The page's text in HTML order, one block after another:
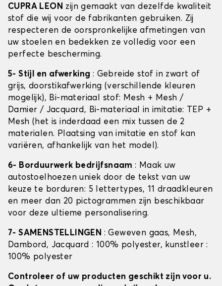
CUPRA LEON zijn gemaakt van dezelfde kwaliteit
stof die wij voor de fabrikanten gebruiken. Zij
respecteren de oorspronkelijke afmetingen van
uw stoelen en bedekken ze volledig voor een
perfecte bescherming.
5- Stijl en afwerking : Gebreide stof in zwart of
grijs, doorstikafwerking (verschillende kleuren
mogelijk), Bi-materiaal stof: Mesh + Mesh /
Damier / Jacquard, Bi-materiaal in imitatie: TEP +
Mesh (het is inderdaad een mix tussen de 2
materialen. Plaatsing van imitatie en stof kan
variëren, afhankelijk van het model).
6- Borduurwerk bedrijfsnaam: Maak uw
autostoelhoezen uniek door de tekst van uw
keuze te borduren: 5 lettertypes, 11 draadkleuren
en meer dan 20 pictogrammen zijn beschikbaar
voor deze ultieme personalisering.
7- SAMENSTELLINGEN : Geweven gaas, Mesh,
Dambord, Jacquard : 100% polyester, kunstleer :
100% polyester
Controleer of uw producten geschikt zijn voor u.